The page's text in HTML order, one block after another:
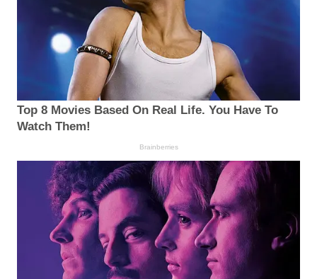
Top 8 Movies Based On Real Life. You Have To
Watch Them!
Brainberries